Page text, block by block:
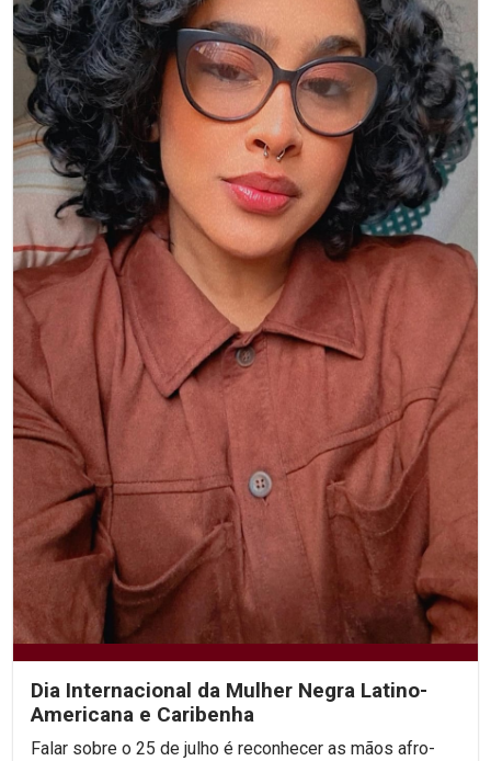
Dia Internacional da Mulher Negra Latino-
Americana e Caribenha
Falar sobre o 25 de julho é reconhecer as mãos afro-